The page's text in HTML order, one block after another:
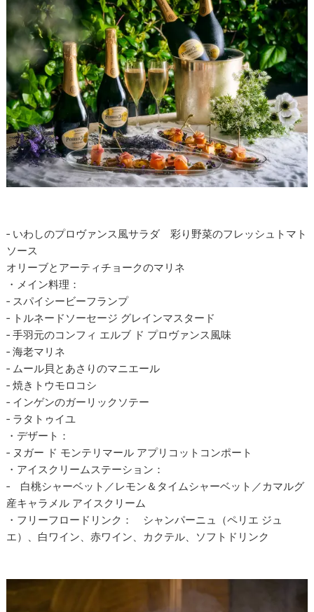
‐ いわしのプロヴァンス風サラダ 彩り野菜のフレッシュトマト
ソース
オリーブとアーティチョークのマリネ
・メイン料理：
‐ スパイシービーフランプ
‐ トルネードソーセージ グレインマスタード
‐ 手羽元のコンフィ エルブ ド プロヴァンス風味
‐ 海老マリネ
‐ ムール貝とあさりのマニエール
‐ 焼きトウモロコシ
‐ インゲンのガーリックソテー
‐ ラタトゥイユ
・デザート：
‐ ヌガー ド モンテリマール アプリコットコンポート
・アイスクリームステーション：
‐ 白桃シャーベット／レモン＆タイムシャーベット／カマルグ
産キャラメル アイスクリーム
・フリーフロードリンク： シャンパーニュ（ペリエ ジュ
エ）、白ワイン、赤ワイン、カクテル、ソフトドリンク